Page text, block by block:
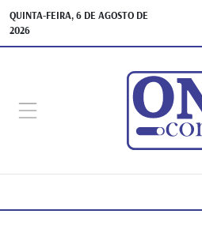
QUINTA-FEIRA, 6 DE AGOSTO DE
2026